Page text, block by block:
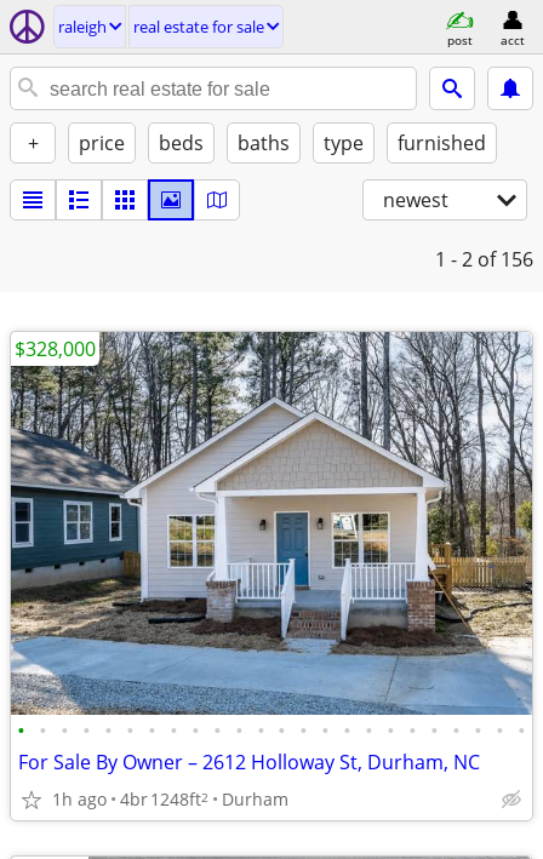
raleigh real estate for sale
post acct
+ price beds baths type furnished
newest
1 - 2 of 156
• • • • • • • • • • • • • • • • • • • • • • • •
For Sale By Owner – 2612 Holloway St, Durham, NC
1h ago 4br1248ft2 Durham
$328,000